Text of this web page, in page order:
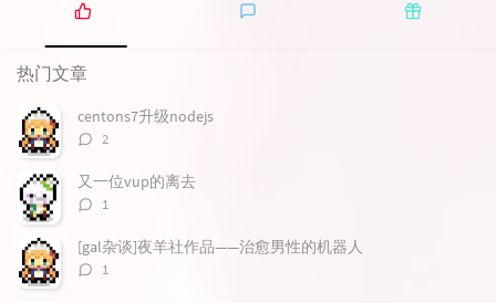
热
门
文
热门文章
centons7升级nodejs
评
数：
2
又一位vup的离去
评
数：
1
[gal杂谈]夜羊社作品——治愈男性的机器人
评1